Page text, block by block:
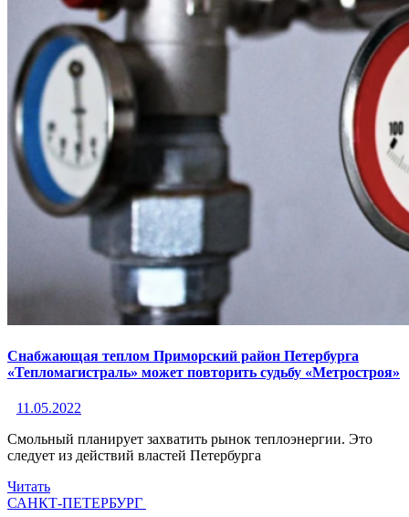
Снабжающая теплом Приморский район Петербурга
«Тепломагистраль» может повторить судьбу «Метростроя»
11.05.2022
Смольный планирует захватить рынок теплоэнергии. Это
следует из действий властей Петербурга
Читать
САНКТ-ПЕТЕРБУРГ